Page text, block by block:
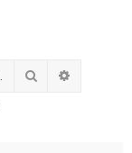
Suche